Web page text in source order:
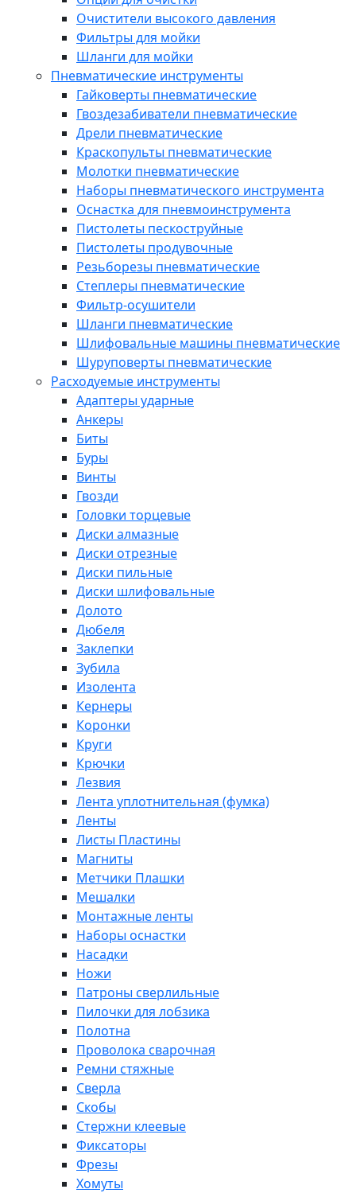
Очистители высокого давления
Фильтры для мойки
Шланги для мойки
Пневматические инструменты
Гайковерты пневматические
Гвоздезабиватели пневматические
Дрели пневматические
Краскопульты пневматические
Молотки пневматические
Наборы пневматического инструмента
Оснастка для пневмоинструмента
Пистолеты пескоструйные
Пистолеты продувочные
Резьборезы пневматические
Степлеры пневматические
Фильтр-осушители
Шланги пневматические
Шлифовальные машины пневматические
Шуруповерты пневматические
Расходуемые инструменты
Адаптеры ударные
Анкеры
Биты
Буры
Винты
Гвозди
Головки торцевые
Диски алмазные
Диски отрезные
Диски пильные
Диски шлифовальные
Долото
Дюбеля
Заклепки
Зубила
Изолента
Кернеры
Коронки
Круги
Крючки
Лезвия
Лента уплотнительная (фумка)
Ленты
Листы Пластины
Магниты
Метчики Плашки
Мешалки
Монтажные ленты
Наборы оснастки
Насадки
Ножи
Патроны сверлильные
Пилочки для лобзика
Полотна
Проволока сварочная
Ремни стяжные
Сверла
Скобы
Стержни клеевые
Фиксаторы
Фрезы
Хомуты